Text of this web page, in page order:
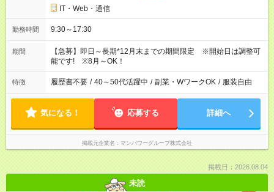
IT・Web・通信
勤務時間 9:30～17:30
期間
【急募】即日～長期*12月末までの期間限定 ※開始日は調整可
能です! ※8月～OK！
特徴 履歴書不要 / 40～50代活躍中 / 副業・WワークOK / 服装自由
気になる！ 応募する 詳細へ
掲載元企業名 マンパワーグループ株式会社
掲載日：2026.08.04
未読